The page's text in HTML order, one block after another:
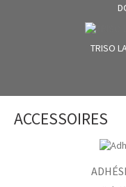
TRISO
ACCESSOIRES